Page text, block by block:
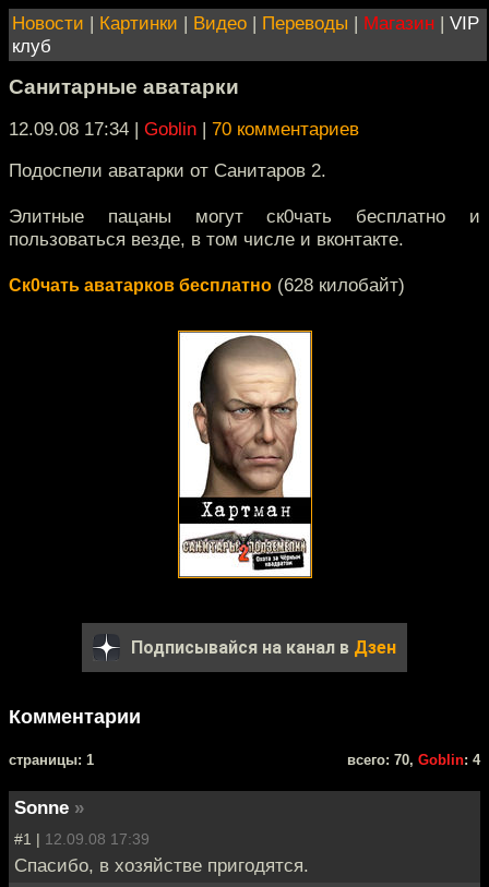
Новости | Картинки | Видео | Переводы | Магазин | VIP
клуб
Санитарные аватарки
12.09.08 17:34 | Goblin | 70 комментариев
Подоспели аватарки от Санитаров 2.
Элитные пацаны могут ск0чать бесплатно и
пользоваться везде, в том числе и вконтакте.
Ск0чать аватарков бесплатно (628 килобайт)
Подписывайся на канал в Дзен
Комментарии
cтраницы: 1 всего: 70, Goblin: 4
Sonne »
#1 | 12.09.08 17:39
Спасибо, в хозяйстве пригодятся.